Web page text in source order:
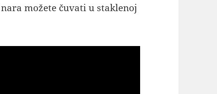
možete čuvati u staklenoj